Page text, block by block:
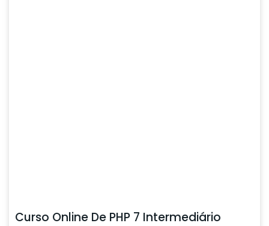
Curso Online De PHP 7 Intermediário